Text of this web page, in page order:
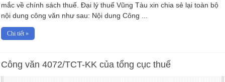
mắc về chính sách thuế. Đại lý thuế Vũng Tàu xin chia sẻ lại toàn bộ
nội dung công văn như sau: Nội dung Công ...
Chi tiết »
Công văn 4072/TCT-KK của tổng cục thuế